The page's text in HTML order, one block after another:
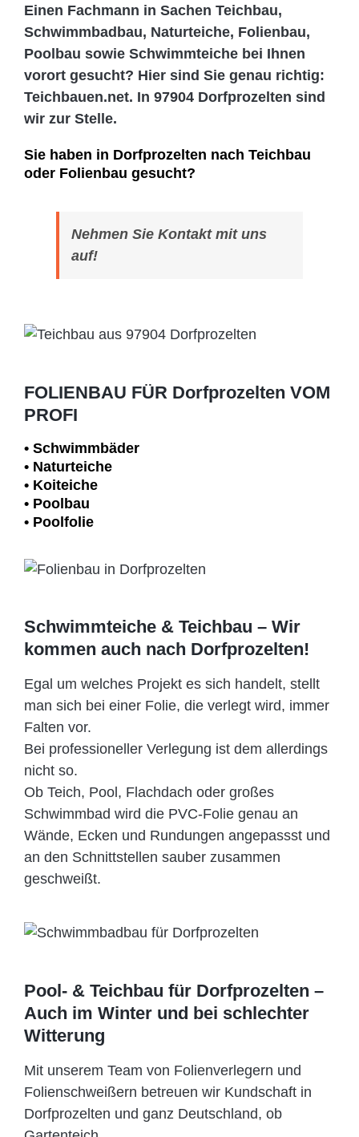
Einen Fachmann in Sachen Teichbau,
Schwimmbadbau, Naturteiche, Folienbau,
Poolbau sowie Schwimmteiche bei Ihnen
vorort gesucht? Hier sind Sie genau richtig:
Teichbauen.net. In 97904 Dorfprozelten sind
wir zur Stelle.
Sie haben in Dorfprozelten nach Teichbau
oder Folienbau gesucht?
Nehmen Sie Kontakt mit uns
auf!
FOLIENBAU FÜR Dorfprozelten VOM
PROFI
• Schwimm­bäder
• Naturteiche
• Koiteiche
• Poolbau
• Poolfolie
Schwimmteiche & Teichbau – Wir
kommen auch nach Dorfprozelten!
Egal um welches Projekt es sich handelt, stellt
man sich bei einer Folie, die verlegt wird, immer
Falten vor.
Bei professioneller Verlegung ist dem allerdings
nicht so.
Ob Teich, Pool, Flachdach oder großes
Schwimmbad wird die PVC-Folie genau an
Wände, Ecken und Rundungen angepassst und
an den Schnittstellen sauber zusammen
geschweißt.
Pool- & Teichbau für Dorfprozelten –
Auch im Winter und bei schlechter
Witterung
Mit unserem Team von Folienverlegern und
Folien­schweißern betreuen wir Kundschaft in
Dorfprozelten und ganz Deutschland, ob